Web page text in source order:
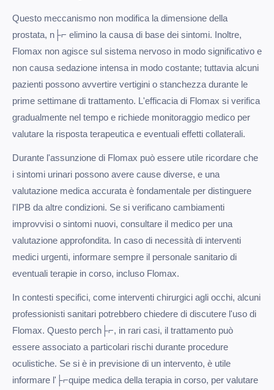
Questo meccanismo non modifica la dimensione della
prostata, n├⌐ elimino la causa di base dei sintomi. Inoltre,
Flomax non agisce sul sistema nervoso in modo significativo e
non causa sedazione intensa in modo costante; tuttavia alcuni
pazienti possono avvertire vertigini o stanchezza durante le
prime settimane di trattamento. L'efficacia di Flomax si verifica
gradualmente nel tempo e richiede monitoraggio medico per
valutare la risposta terapeutica e eventuali effetti collaterali.
Durante l'assunzione di Flomax può essere utile ricordare che
i sintomi urinari possono avere cause diverse, e una
valutazione medica accurata è fondamentale per distinguere
l'IPB da altre condizioni. Se si verificano cambiamenti
improvvisi o sintomi nuovi, consultare il medico per una
valutazione approfondita. In caso di necessità di interventi
medici urgenti, informare sempre il personale sanitario di
eventuali terapie in corso, incluso Flomax.
In contesti specifici, come interventi chirurgici agli occhi, alcuni
professionisti sanitari potrebbero chiedere di discutere l'uso di
Flomax. Questo perch├⌐, in rari casi, il trattamento può
essere associato a particolari rischi durante procedure
oculistiche. Se si è in previsione di un intervento, è utile
informare l'├⌐quipe medica della terapia in corso, per valutare